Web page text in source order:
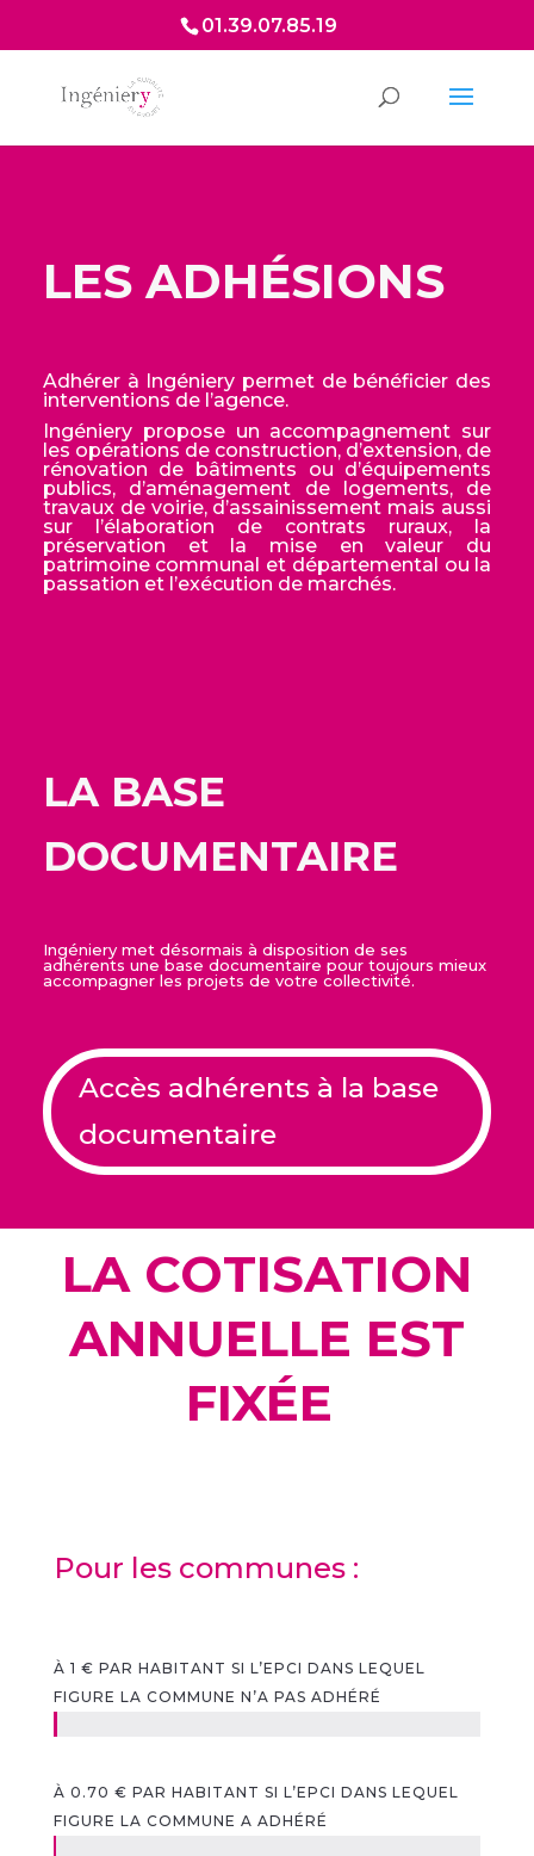
01.39.07.85.19
LES ADHÉSIONS
Adhérer à Ingéniery permet de bénéficier des
interventions de l’agence.
Ingéniery propose un accompagnement sur
les opérations de construction, d’extension, de
rénovation de bâtiments ou d’équipements
publics, d’aménagement de logements, de
travaux de voirie, d’assainissement mais aussi
sur l’élaboration de contrats ruraux, la
préservation et la mise en valeur du
patrimoine communal et départemental ou la
passation et l’exécution de marchés.
LA BASE
DOCUMENTAIRE
Ingéniery met désormais à disposition de ses
adhérents une base documentaire pour toujours mieux
accompagner les projets de votre collectivité.
Accès adhérents à la base
documentaire
LA COTISATION
ANNUELLE EST
FIXÉE
Pour les communes :
À 1 € PAR HABITANT SI L’EPCI DANS LEQUEL
FIGURE LA COMMUNE N’A PAS ADHÉRÉ
À 0.70 € PAR HABITANT SI L’EPCI DANS LEQUEL
FIGURE LA COMMUNE A ADHÉRÉ